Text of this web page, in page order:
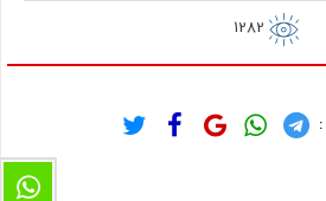
1282